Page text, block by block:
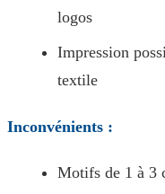
logos
Impression
textile
Inconvénients :
Motifs de 1 à 3